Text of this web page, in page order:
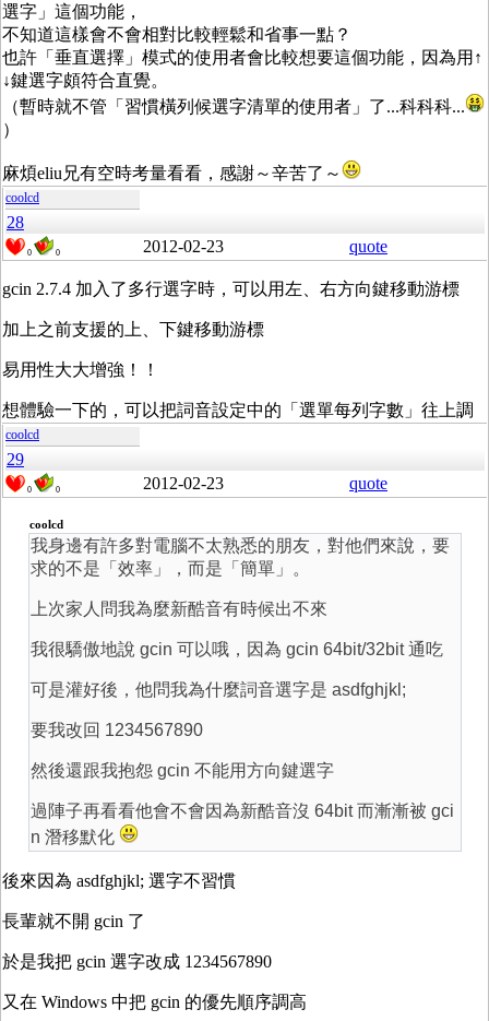
選字」這個功能，
不知道這樣會不會相對比較輕鬆和省事一點？
也許「垂直選擇」模式的使用者會比較想要這個功能，因為用↑
↓鍵選字頗符合直覺。
（暫時就不管「習慣橫列候選字清單的使用者」了...科科科...
）
麻煩eliu兄有空時考量看看，感謝～辛苦了～
coolcd
28
0 0 2012-02-23 quote
gcin 2.7.4 加入了多行選字時，可以用左、右方向鍵移動游標
加上之前支援的上、下鍵移動游標
易用性大大增強！！
想體驗一下的，可以把詞音設定中的「選單每列字數」往上調
coolcd
29
0 0 2012-02-23 quote
coolcd
我身邊有許多對電腦不太熟悉的朋友，對他們來說，要
求的不是「效率」，而是「簡單」。
上次家人問我為麼新酷音有時候出不來
我很驕傲地說 gcin 可以哦，因為 gcin 64bit/32bit 通吃
可是灌好後，他問我為什麼詞音選字是 asdfghjkl;
要我改回 1234567890
然後還跟我抱怨 gcin 不能用方向鍵選字
過陣子再看看他會不會因為新酷音沒 64bit 而漸漸被 gci
n 潛移默化
後來因為 asdfghjkl; 選字不習慣
長輩就不開 gcin 了
於是我把 gcin 選字改成 1234567890
又在 Windows 中把 gcin 的優先順序調高